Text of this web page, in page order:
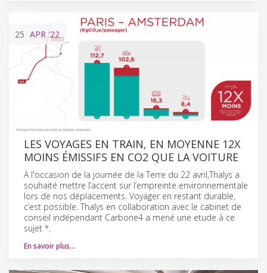
25 APR'22
LES VOYAGES EN TRAIN, EN MOYENNE 12X
MOINS ÉMISSIFS EN CO2 QUE LA VOITURE
A l'occasion de la journée de la Terre du 22 avril,Thalys a
souhaité mettre l’accent sur l’empreinte environnementale
lors de nos déplacements. Voyager en restant durable,
c’est possible. Thalys en collaboration avec le cabinet de
conseil indépendant Carbone4 a mené une etude à ce
sujet *.
En savoir plus…